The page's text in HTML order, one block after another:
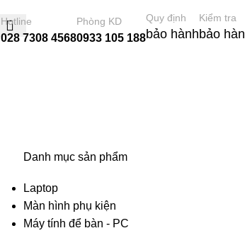
Hotline
028 7308 4568
Phòng KD
0933 105 188
Quy định
bảo hành
Kiểm tra
bảo
Danh mục sản phẩm
Laptop
Màn hình phụ kiện
Máy tính để bàn - PC